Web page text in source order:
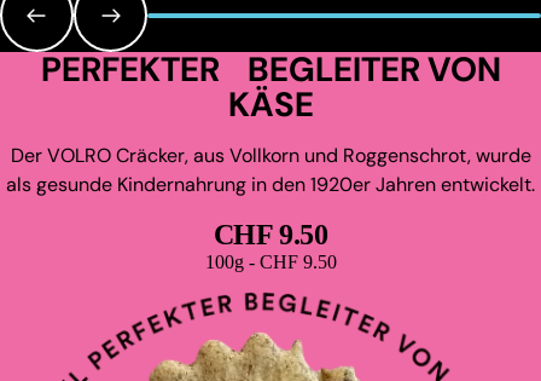
PERFEKTER BEGLEITER VON
KÄSE
Der VOLRO Cräcker, aus Vollkorn und Roggenschrot, wurde
als gesunde Kindernahrung in den 1920er Jahren entwickelt.
CHF 9.50
Grundpreis
100g - CHF 9.50